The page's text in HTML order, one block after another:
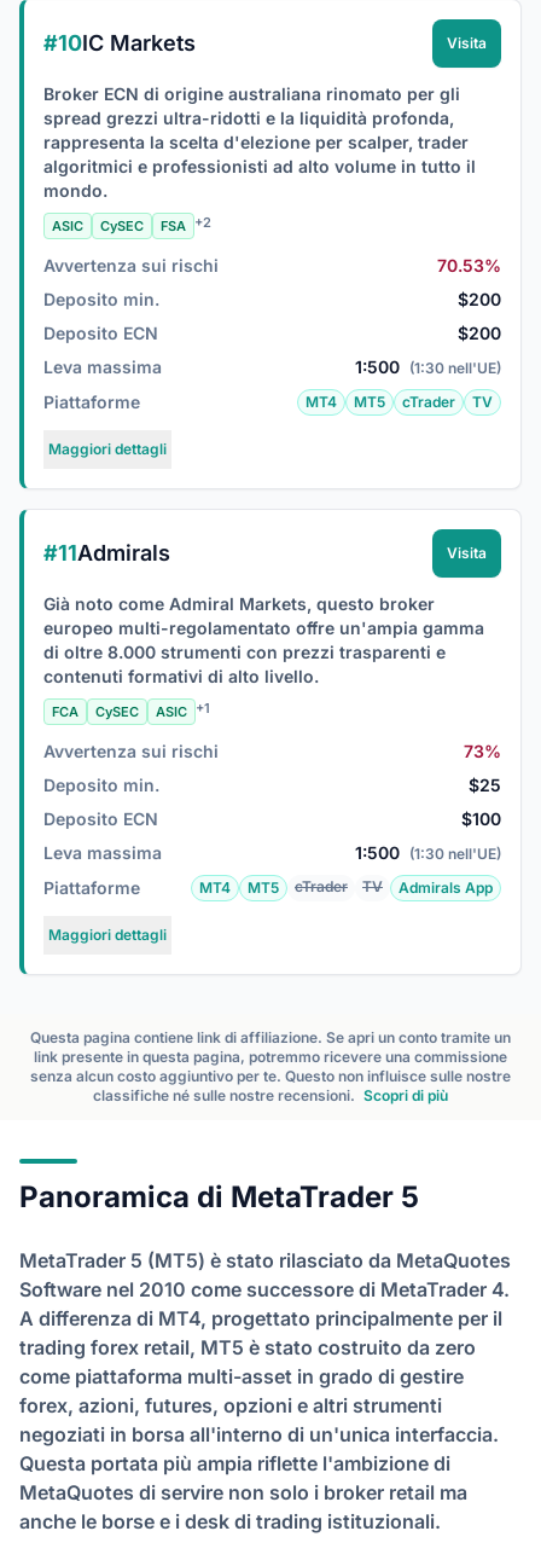
#10IC Markets Visita
Broker ECN di origine australiana rinomato per gli
spread grezzi ultra-ridotti e la liquidità profonda,
rappresenta la scelta d'elezione per scalper, trader
algoritmici e professionisti ad alto volume in tutto il
mondo.
ASIC CySEC FSA +2
Avvertenza sui rischi
70.53%
Deposito min.
$200
Deposito ECN
$200
Leva massima
1:500 (1:30 nell'UE)
Piattaforme MT4 MT5 cTrader TV
Maggiori dettagli
#11Admirals Visita
Già noto come Admiral Markets, questo broker
europeo multi-regolamentato offre un'ampia gamma
di oltre 8.000 strumenti con prezzi trasparenti e
contenuti formativi di alto livello.
FCA CySEC ASIC +1
Avvertenza sui rischi
73%
Deposito min.
$25
Deposito ECN
$100
Leva massima
1:500 (1:30 nell'UE)
Piattaforme MT4 MT5 cTrader TV Admirals App
Maggiori dettagli
Questa pagina contiene link di affiliazione. Se apri un conto tramite un
link presente in questa pagina, potremmo ricevere una commissione
senza alcun costo aggiuntivo per te. Questo non influisce sulle nostre
classifiche né sulle nostre recensioni. Scopri di più
Panoramica di MetaTrader 5
MetaTrader 5 (MT5) è stato rilasciato da MetaQuotes
Software nel 2010 come successore di MetaTrader 4.
A differenza di MT4, progettato principalmente per il
trading forex retail, MT5 è stato costruito da zero
come piattaforma multi-asset in grado di gestire
forex, azioni, futures, opzioni e altri strumenti
negoziati in borsa all'interno di un'unica interfaccia.
Questa portata più ampia riflette l'ambizione di
MetaQuotes di servire non solo i broker retail ma
anche le borse e i desk di trading istituzionali.